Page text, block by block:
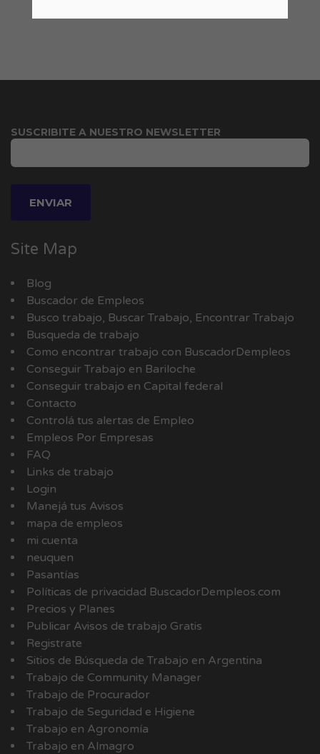
SUSCRIBITE A NUESTRO NEWSLETTER
Site Map
Blog
Buscador de Empleos
Busco trabajo, Buscar Trabajo, Encontrar Trabajo
Busqueda de trabajo
Como encontrar trabajo con BuscadorDempleos
Conseguir Trabajo en Bariloche
Conseguir trabajo en Capital federal
Contacto
Controlá tus alertas de Empleo
Empleos Por Empresas
FAQ
Links de trabajo
Login
Manejá tus Avisos
mapa de empleos
mi cuenta
neuquen
Pasantías
Políticas de privacidad BuscadorDempleos.com
Precios y Planes
Publicar Avisos de trabajo Gratis
Registrate
Sitios de Búsqueda de Trabajo en Argentina
Trabajo de Community Manager
Trabajo de Procurador
Trabajo de Seguridad e Higiene
Trabajo en Agronomía
Trabajo en Almagro